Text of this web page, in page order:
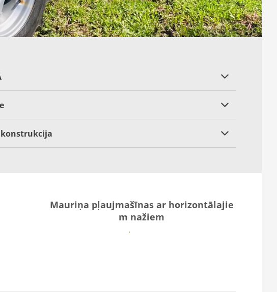
konstrukcija
Mauriņa pļaujmašīnas ar horizontālajie
m nažiem
Vairāk